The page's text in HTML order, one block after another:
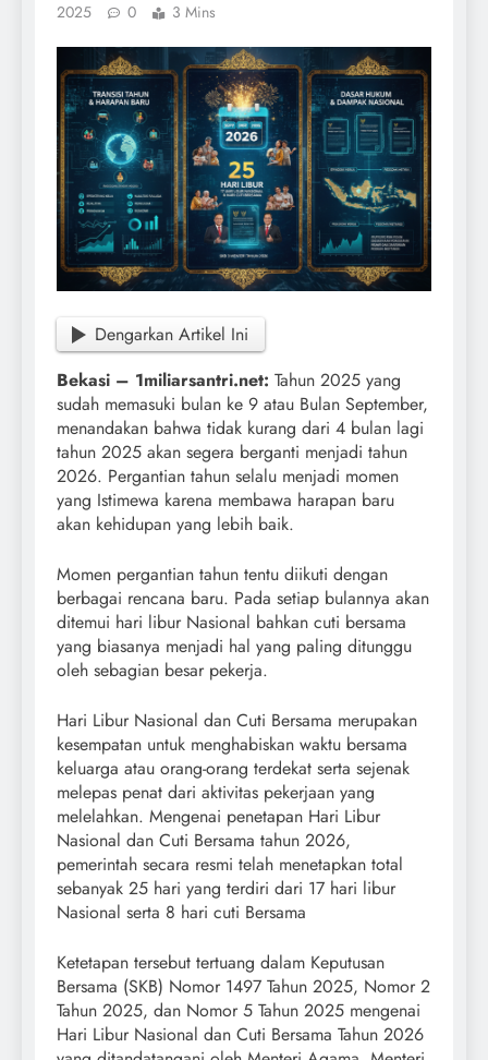
2025
0 3 Mins
Dengarkan Artikel Ini
Bekasi – 1miliarsantri.net: Tahun 2025 yang
sudah memasuki bulan ke 9 atau Bulan September,
menandakan bahwa tidak kurang dari 4 bulan lagi
tahun 2025 akan segera berganti menjadi tahun
2026. Pergantian tahun selalu menjadi momen
yang Istimewa karena membawa harapan baru
akan kehidupan yang lebih baik.
Momen pergantian tahun tentu diikuti dengan
berbagai rencana baru. Pada setiap bulannya akan
ditemui hari libur Nasional bahkan cuti bersama
yang biasanya menjadi hal yang paling ditunggu
oleh sebagian besar pekerja.
Hari Libur Nasional dan Cuti Bersama merupakan
kesempatan untuk menghabiskan waktu bersama
keluarga atau orang-orang terdekat serta sejenak
melepas penat dari aktivitas pekerjaan yang
melelahkan. Mengenai penetapan Hari Libur
Nasional dan Cuti Bersama tahun 2026,
pemerintah secara resmi telah menetapkan total
sebanyak 25 hari yang terdiri dari 17 hari libur
Nasional serta 8 hari cuti Bersama
Ketetapan tersebut tertuang dalam Keputusan
Bersama (SKB) Nomor 1497 Tahun 2025, Nomor 2
Tahun 2025, dan Nomor 5 Tahun 2025 mengenai
Hari Libur Nasional dan Cuti Bersama Tahun 2026